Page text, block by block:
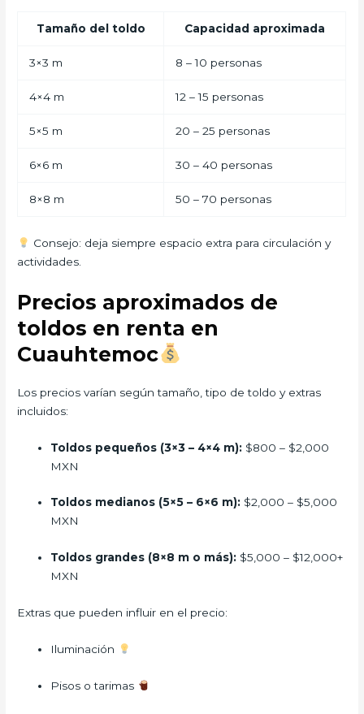
Tamaño del toldo Capacidad aproximada
3×3 m 8 – 10 personas
4×4 m 12 – 15 personas
5×5 m 20 – 25 personas
6×6 m 30 – 40 personas
8×8 m 50 – 70 personas
Consejo: deja siempre espacio extra para circulación y
actividades.
Precios aproximados de
toldos en renta en
Cuauhtemoc
Los precios varían según tamaño, tipo de toldo y extras
incluidos:
Toldos pequeños (3×3 – 4×4 m): $800 – $2,000
MXN
Toldos medianos (5×5 – 6×6 m): $2,000 – $5,000
MXN
Toldos grandes (8×8 m o más): $5,000 – $12,000+
MXN
Extras que pueden influir en el precio:
Iluminación
Pisos o tarimas